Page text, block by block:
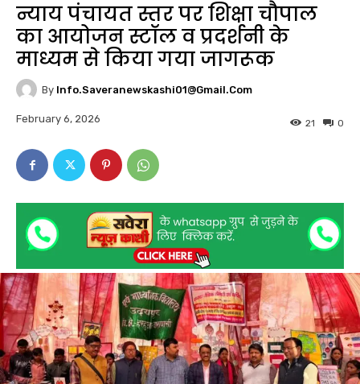
न्याय पंचायत स्तर पर शिक्षा चौपाल
का आयोजन स्टॉल व प्रदर्शनी के
माध्यम से किया गया जागरूक
By Info.saveranewskashi01@gmail.com
February 6, 2026 0
21